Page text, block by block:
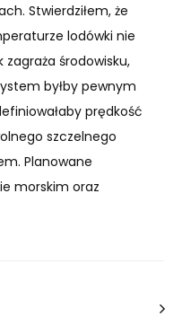
Stwierdziłem, że
lodówki nie
środowisku,
byłby pewnym
prędkość
szczelnego
Planowane
morskim oraz